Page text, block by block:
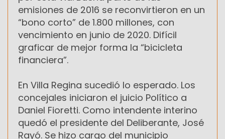
emisiones de 2016 se reconvirtieron en un
“bono corto” de 1.800 millones, con
vencimiento en junio de 2020. Difícil
graficar de mejor forma la “bicicleta
financiera”.
En Villa Regina sucedió lo esperado. Los
concejales iniciaron el juicio Político a
Daniel Fioretti. Como intendente interino
quedó el presidente del Deliberante, José
Rayó. Se hizo cargo del municipio